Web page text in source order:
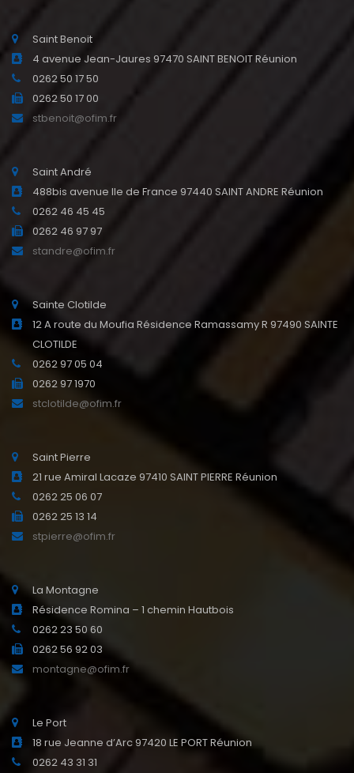
Saint Benoit
4 avenue Jean-Jaures 97470 SAINT BENOIT Réunion
0262 50 17 50
0262 50 17 00
stbenoit@ofim.fr
Saint André
488bis avenue Ile de France 97440 SAINT ANDRE Réunion
0262 46 45 45
0262 46 97 97
standre@ofim.fr
Sainte Clotilde
12 A route du Moufia Résidence Ramassamy R 97490 SAINTE
CLOTILDE
0262 97 05 04
0262 97 1970
stclotilde@ofim.fr
Saint Pierre
21 rue Amiral Lacaze 97410 SAINT PIERRE Réunion
0262 25 06 07
0262 25 13 14
stpierre@ofim.fr
La Montagne
Résidence Romina – 1 chemin Hautbois
0262 23 50 60
0262 56 92 03
montagne@ofim.fr
Le Port
18 rue Jeanne d’Arc 97420 LE PORT Réunion
0262 43 31 31